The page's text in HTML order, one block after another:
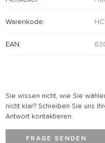
Warenkode:
EAN:
Sie wissen nicht, wie Sie
nicht klar? Schreiben Sie uns
Antwort kontaktieren.
FRAGE SENDEN